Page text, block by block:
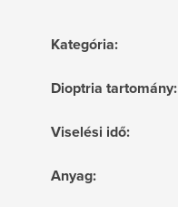
Kategória:
Dioptria tartomány:
Viselési idő:
Anyag: